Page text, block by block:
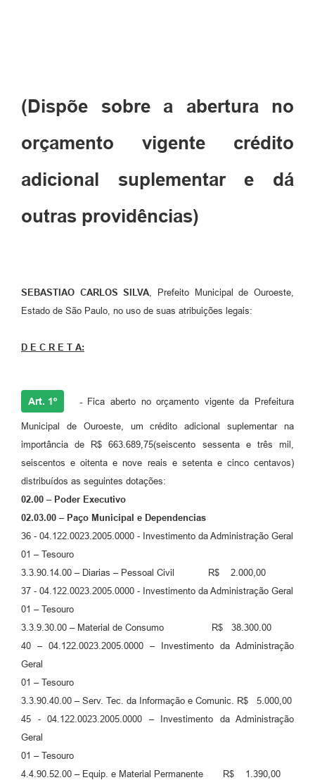
(Dispõe sobre a abertura no
orçamento vigente crédito
adicional suplementar e dá
outras providências)
SEBASTIAO CARLOS SILVA , Prefeito Municipal de Ouroeste,
Estado de São Paulo, no uso de suas atribuições legais:
D E C R E T A:
Art. 1º - Fica aberto no orçamento vigente da Prefeitura
Municipal de Ouroeste, um crédito adicional suplementar na
importância de R$ 663.689,75(seiscento sessenta e três mil,
seiscentos e oitenta e nove reais e setenta e cinco centavos)
distribuídos as seguintes dotações:
02.00 – Poder Executivo
02.03.00 – Paço Municipal e Dependencias
36 - 04.122.0023.2005.0000 - Investimento da Administração Geral
01 – Tesouro
3.3.90.14.00 – Diarias – Pessoal Civil R$ 2.000,00
37 - 04.122.0023.2005.0000 - Investimento da Administração Geral
01 – Tesouro
3.3.9.30.00 – Material de Consumo R$ 38.300.00
40 – 04.122.0023.2005.0000 – Investimento da Administração
Geral
01 – Tesouro
3.3.90.40.00 – Serv. Tec. da Informação e Comunic. R$ 5.000,00
45 - 04.122.0023.2005.0000 – Investimento da Administração
Geral
01 – Tesouro
4.4.90.52.00 – Equip. e Material Permanente R$ 1.390,00